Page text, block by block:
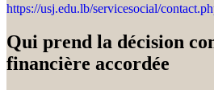
https://usj.edu.lb/servicesocial/
Qui prend la décision
financière accordée